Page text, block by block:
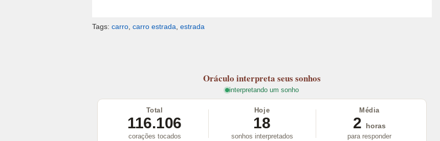
Tags: carro carro estrada estrada
Oráculo interpreta seus sonhos
interpretando um sonho
Total
116.106
corações tocados
Hoje
18
sonhos interpretados
Média
2
horas
para responder